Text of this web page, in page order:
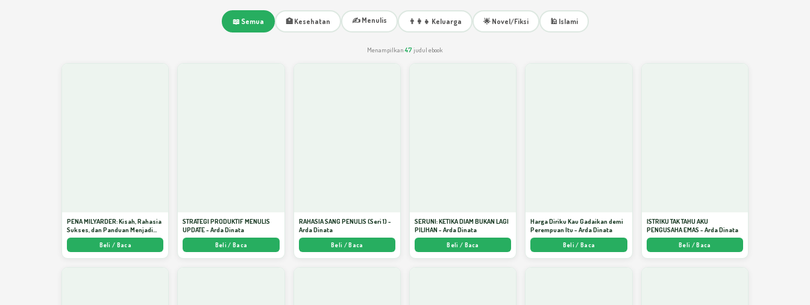
📖 Semua 🏥 Kesehatan ✍️ Menulis 👨‍👩‍👧 Keluarga 🌟 Novel/Fiksi 🕌 Islami
Menampilkan47 judul ebook
PENA MILYARDER: Kisah, Rahasia
Sukses, dan Panduan Menjadi
Penulis 1 Milyar di KBM App dari
Nol - Arda DinataBeli / Baca
STRATEGI PRODUKTIF MENULIS
UPDATE - Arda Dinata
Beli / Baca
RAHASIA SANG PENULIS (Seri 1) -
Arda Dinata
Beli / Baca
SERUNI: KETIKA DIAM BUKAN LAGI
PILIHAN - Arda Dinata
Beli / Baca
Harga Diriku Kau Gadaikan demi
Perempuan Itu - Arda Dinata
Beli / Baca
ISTRIKU TAK TAHU AKU
PENGUSAHA EMAS - Arda Dinata
Beli / Baca